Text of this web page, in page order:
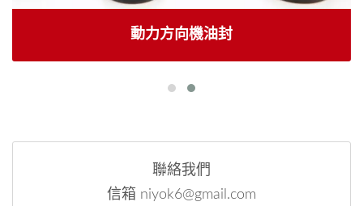
動力方向機油封
聯絡我們
信箱 niyok6@gmail.com